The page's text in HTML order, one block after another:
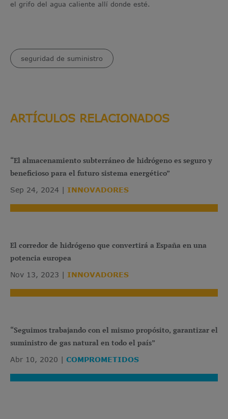
el grifo del agua caliente allí donde esté.
seguridad de suministro
ARTÍCULOS RELACIONADOS
“El almacenamiento subterráneo de hidrógeno es seguro y
beneficioso para el futuro sistema energético”
Sep 24, 2024 INNOVADORES
El corredor de hidrógeno que convertirá a España en una
potencia europea
Nov 13, 2023 INNOVADORES
“Seguimos trabajando con el mismo propósito, garantizar el
suministro de gas natural en todo el país”
Abr 10, 2020 COMPROMETIDOS